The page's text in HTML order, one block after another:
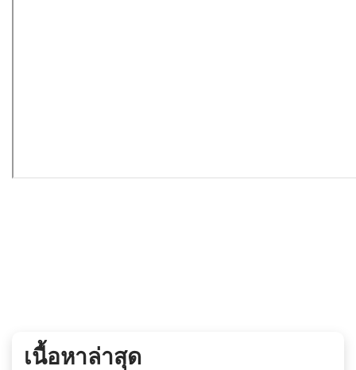
เนื้อหาล่าสุด